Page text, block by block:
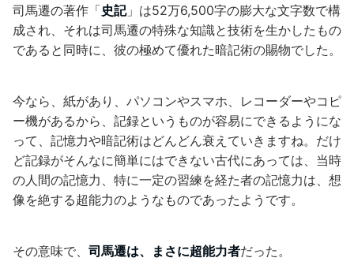
司馬遷の著作「史記」は52万6,500字の膨大な文字数で構
成され、それは司馬遷の特殊な知識と技術を生かしたもの
であると同時に、彼の極めて優れた暗記術の賜物でした。
今なら、紙があり、パソコンやスマホ、レコーダーやコピ
ー機があるから、記録というものが容易にできるようにな
って、記憶力や暗記術はどんどん衰えていきますね。だけ
ど記録がそんなに簡単にはできない古代にあっては、当時
の人間の記憶力、特に一定の習練を経た者の記憶力は、想
像を絶する超能力のようなものであったようです。
その意味で、 司馬遷は、まさに超能力者だった。